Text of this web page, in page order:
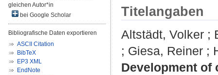
gleichen Autor*in
bei Google Scholar
Bibliografische Daten exportieren
ASCII Citation
BibTeX
EP3 XML
EndNote
Titelangaben
Altstädt, Volker ;
; Giesa, Reiner ;
Development